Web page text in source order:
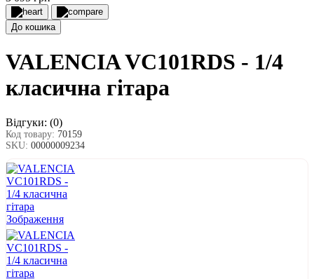
До кошика
VALENCIA VC101RDS - 1/4
класична гітара
Відгуки: (0)
Код товару: 70159
SKU: 00000009234